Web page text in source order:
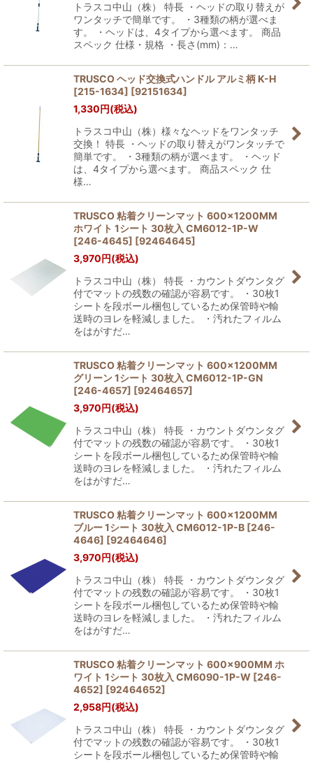
トラスコ中山（株） 特長 ・ヘッドの取り替えが
ワンタッチで簡単です。 ・3種類の柄が選べま
す。 ・ヘッドは、4タイプから選べます。 商品
スペック 仕様・規格 ・長さ(mm)：…
TRUSCO ヘッド交換式ハンドル アルミ柄 K-H
[215-1634] [92151634]
1,330円(税込)
トラスコ中山（株）様々なヘッドをワンタッチ
交換！ 特長 ・ヘッドの取り替えがワンタッチで
簡単です。 ・3種類の柄が選べます。 ・ヘッド
は、4タイプから選べます。 商品スペック 仕
様…
TRUSCO 粘着クリーンマット 600×1200MM
ホワイト 1シート 30枚入 CM6012-1P-W
[246-4645] [92464645]
3,970円(税込)
トラスコ中山（株） 特長 ・カウントダウンタグ
付でマットの残数の確認が容易です。 ・30枚1
シートを段ボール梱包しているため保管時や輸
送時のヨレを軽減しました。 ・汚れたフィルム
をはがすだ…
TRUSCO 粘着クリーンマット 600×1200MM
グリーン 1シート 30枚入 CM6012-1P-GN
[246-4657] [92464657]
3,970円(税込)
トラスコ中山（株） 特長 ・カウントダウンタグ
付でマットの残数の確認が容易です。 ・30枚1
シートを段ボール梱包しているため保管時や輸
送時のヨレを軽減しました。 ・汚れたフィルム
をはがすだ…
TRUSCO 粘着クリーンマット 600×1200MM
ブルー 1シート 30枚入 CM6012-1P-B [246-
4646] [92464646]
3,970円(税込)
トラスコ中山（株） 特長 ・カウントダウンタグ
付でマットの残数の確認が容易です。 ・30枚1
シートを段ボール梱包しているため保管時や輸
送時のヨレを軽減しました。 ・汚れたフィルム
をはがすだ…
TRUSCO 粘着クリーンマット 600×900MM ホ
ワイト 1シート 30枚入 CM6090-1P-W [246-
4652] [92464652]
2,958円(税込)
トラスコ中山（株） 特長 ・カウントダウンタグ
付でマットの残数の確認が容易です。 ・30枚1
シートを段ボール梱包しているため保管時や輸